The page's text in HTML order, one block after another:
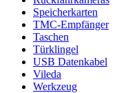
Speicherkarten
TMC-Empfänger
Taschen
Türklingel
USB Datenkabel
Vileda
Werkzeug